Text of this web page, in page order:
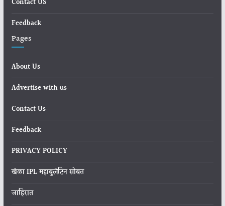
Contact US
Feedback
Pages
About Us
Advertise with us
Contact Us
Feedback
PRIVACY POLICY
खेळा IPL महाबुलेटिन सोबत
जाहिरात